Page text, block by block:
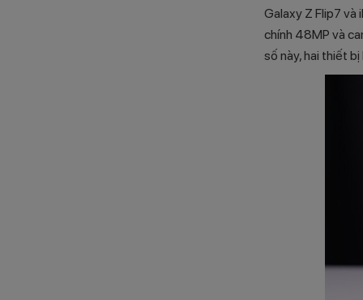
Galaxy Z Flip7 và
chính 48MP và
số này, hai thiết